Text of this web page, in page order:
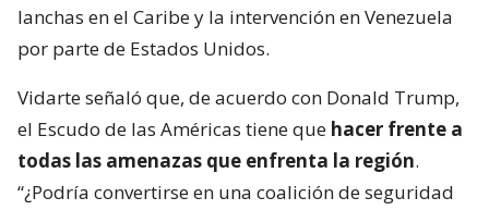
lanchas en el Caribe y la intervención en Venezuela
por parte de Estados Unidos.
Vidarte señaló que, de acuerdo con Donald Trump,
el Escudo de las Américas tiene que hacer frente a
todas las amenazas que enfrenta la región.
“¿Podría convertirse en una coalición de seguridad